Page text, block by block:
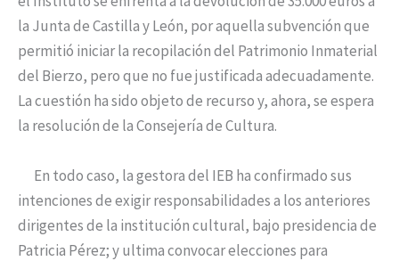
la Junta de Castilla y León, por aquella subvención que
permitió iniciar la recopilación del Patrimonio Inmaterial
del Bierzo, pero que no fue justificada adecuadamente.
La cuestión ha sido objeto de recurso y, ahora, se espera
la resolución de la Consejería de Cultura.
En todo caso, la gestora del IEB ha confirmado sus
intenciones de exigir responsabilidades a los anteriores
dirigentes de la institución cultural, bajo presidencia de
Patricia Pérez; y ultima convocar elecciones para